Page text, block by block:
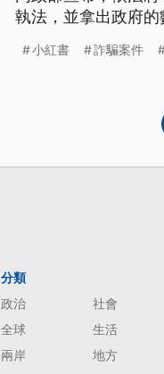
執法，並拿出政府
範，但聯繫小紅書
小紅書 詐騙案件
分類
政治
社會
全球
生活
兩岸
地方